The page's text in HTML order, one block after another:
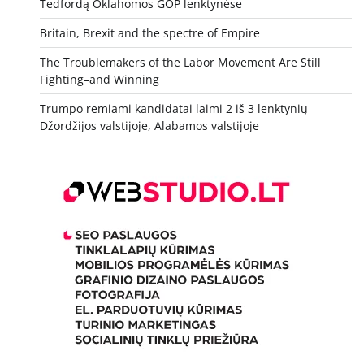
Tedfordą Oklahomos GOP lenktynėse
Britain, Brexit and the spectre of Empire
The Troublemakers of the Labor Movement Are Still
Fighting–and Winning
Trumpo remiami kandidatai laimi 2 iš 3 lenktynių
Džordžijos valstijoje, Alabamos valstijoje